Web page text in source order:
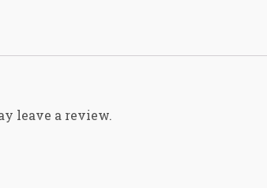
leave a review.